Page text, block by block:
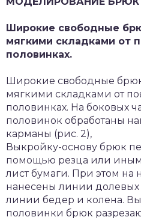
Широкие свободные
мягкими складками от
половинках.
Широкие свободные
мягкими складками от
половинках. На боковых
половинок обработаны
карманы (рис. 2),
Выкройку-основу брюк
помощью резца или иным
лист бумаги. При этом
нанесены линии долевых
линии бедер и колена.
половинки брюк